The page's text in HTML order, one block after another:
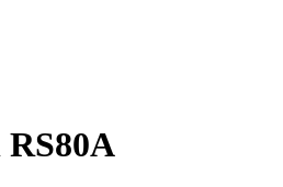
RS80A